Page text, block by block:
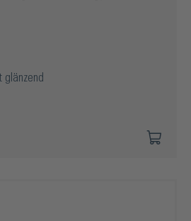
glänzend